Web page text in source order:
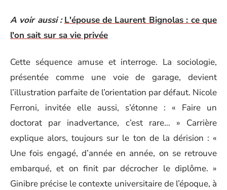
A voir aussi : L'épouse de Laurent Bignolas : ce que
l'on sait sur sa vie privée
Cette séquence amuse et interroge. La sociologie,
présentée comme une voie de garage, devient
l’illustration parfaite de l’orientation par défaut. Nicole
Ferroni, invitée elle aussi, s’étonne : « Faire un
doctorat par inadvertance, c’est rare… » Carrière
explique alors, toujours sur le ton de la dérision : «
Une fois engagé, d’année en année, on se retrouve
embarqué, et on finit par décrocher le diplôme. »
Ginibre précise le contexte universitaire de l’époque, à